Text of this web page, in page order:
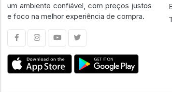
um ambiente confiável, com preços justos
e foco na melhor experiência de compra.